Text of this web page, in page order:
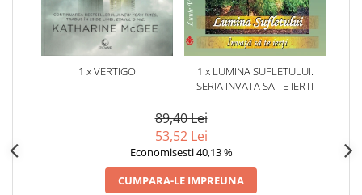
1 x VERTIGO
1 x LUMINA SUFLETULUI.
SERIA INVATA SA TE IERTI
89,40 Lei
53,52 Lei
Economisesti 40,13 %
CUMPARA-LE IMPREUNA